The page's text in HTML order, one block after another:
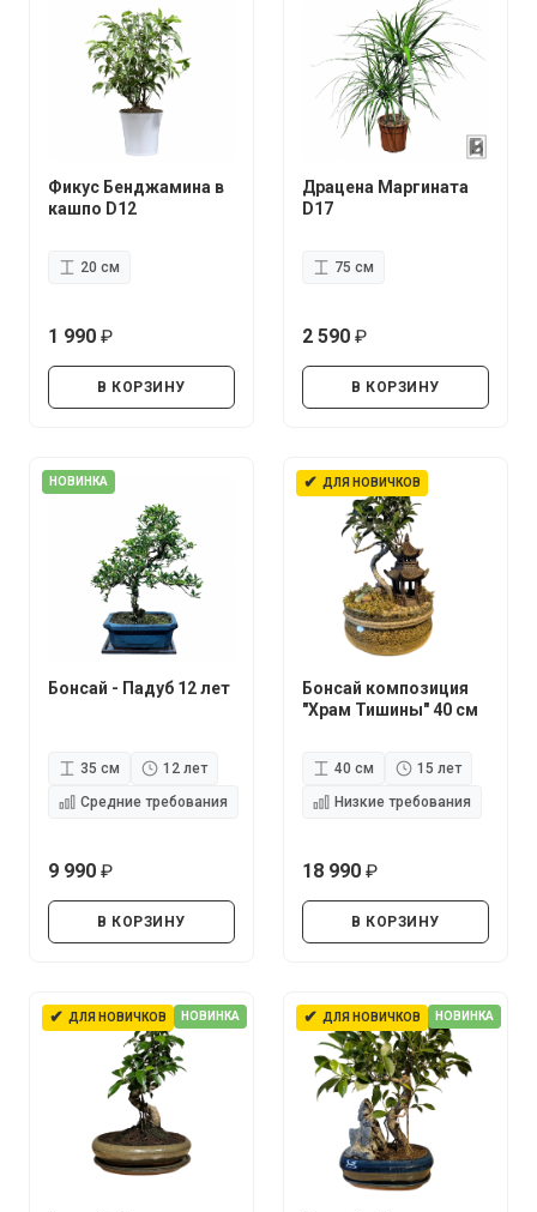
Фикус Бенджамина в
кашпо D12
20 см
1 990
В КОРЗИНУ
Драцена Маргината
D17
75 см
2 590
В КОРЗИНУ
НОВИНКА
Бонсай - Падуб 12 лет
35 см
12 лет
Средние требования
9 990
В КОРЗИНУ
✔ ДЛЯ НОВИЧКОВ
Бонсай композиция
"Храм Тишины" 40 см
40 см
15 лет
Низкие требования
18 990
В КОРЗИНУ
✔ ДЛЯ НОВИЧКОВ НОВИНКА ✔ ДЛЯ НОВИЧКОВ НОВИНКА